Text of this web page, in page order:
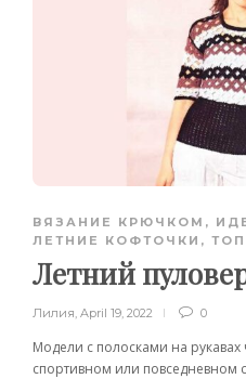
ВЯЗАНИЕ КРЮЧКОМ ,
ЛЕТНИЕ КОФТОЧКИ,
Летний
Лилия, April 19, 2022 0
Модели с полосками на рукавах
спортивном или повседневном